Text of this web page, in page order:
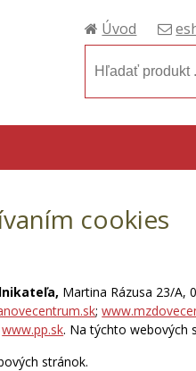
Úvod
cookies
Martina Rázusa 23/A,
;
www.pp.sk. Na týchto webových
stránok.